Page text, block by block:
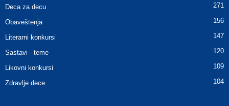
Deca za decu 271
Obaveštenja 156
Literarni konkursi 147
Sastavi - teme 120
Likovni konkursi 109
Zdravlje dece 104